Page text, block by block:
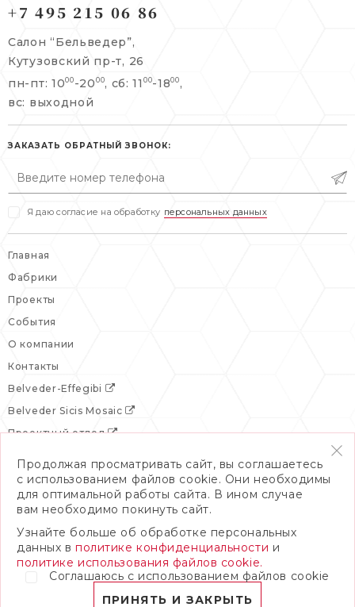
info@belveder-e.ru
пн-пт: 10:00-20:00
сб, вс: выходной
Берсеневский переулок, 3/10с7
+7 495 477 45 43
info@belveder-e.ru
пн-пт: 10:00-19:00
сб: выходной
+7 495 215 06 86
Салон “Бельведер”,
Кутузовский пр-т, 26
пн-пт: 1000 -20 00, сб: 11 00-1800 ,
вс: выходной
ЗАКАЗАТЬ ОБРАТНЫЙ ЗВОНОК:
Я даю согласие на обработку персональных данных
Главная
Фабрики
Проекты
События
О компании
Контакты
Belveder-Effegibi
Belveder Sicis Mosaic
Проектный отдел
© 2026 БельведерПолитика конфиденциальности
Продолжая просматривать сайт, вы соглашаетесь
с использованием файлов cookie. Они необходимы
для оптимальной работы сайта. В ином случае
вам необходимо покинуть сайт.
Узнайте больше об обработке персональных
данных вполитике конфиденциальности и
политике использования файлов cookie.
Соглашаюсь с использованием файлов cookie
ПРИНЯТЬ И ЗАКРЫТЬ